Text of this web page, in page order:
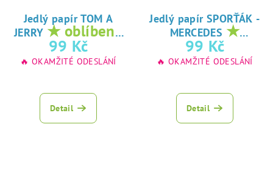
Jedlý papír TOM A
JERRY ★ oblíbený
tisk na jedlý
papír
99 Kč
🔥 OKAMŽITÉ ODESLÁNÍ
Detail
Jedlý papír SPORŤÁK -
MERCEDES ★
oblíbený tisk na
jedlý papír
99 Kč
🔥 OKAMŽITÉ ODESLÁNÍ
Detail